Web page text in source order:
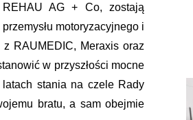
AG + Co, zostają
motoryzacyjnego i
RAUMEDIC, Meraxis oraz
w przyszłości mocne
stania na czele Rady
bratu, a sam obejmie